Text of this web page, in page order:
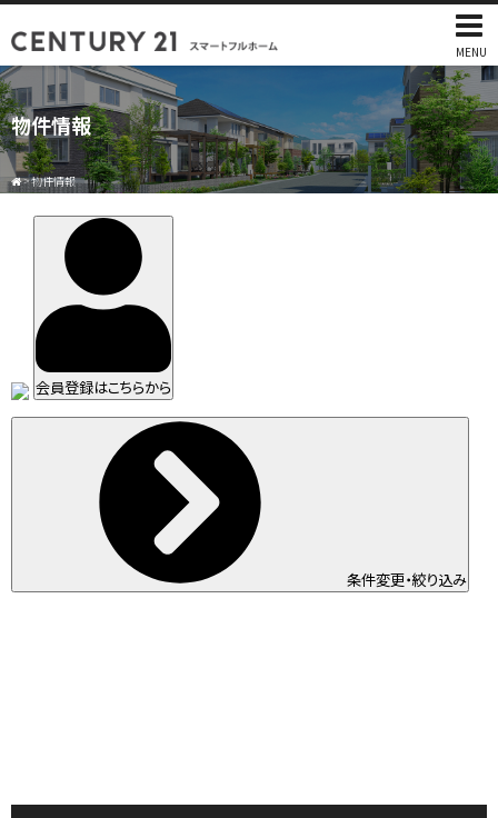
MENU
物件情報
>物件情報
会員登録はこちらから
条件変更・絞り込み